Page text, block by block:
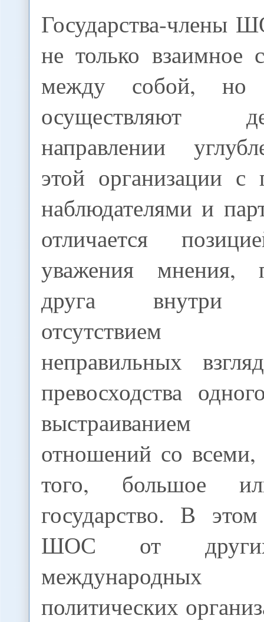
Государства-члены
не только взаимное
между собой, но
осуществляют
направлении
этой организации с
наблюдателями и
отличается
уважения мнения,
друга внутри
отсутствием
неправильных
превосходства
выстраиванием
отношений со всеми,
того, большое
государство. В
ШОС от
политических